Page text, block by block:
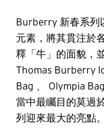
Burberry 新春系列
元素，將其貫注於
釋「牛」的面貌，
Thomas Burberry
Bag 、 Olympia
當中最矚目的莫過
列迎來最大的亮點。